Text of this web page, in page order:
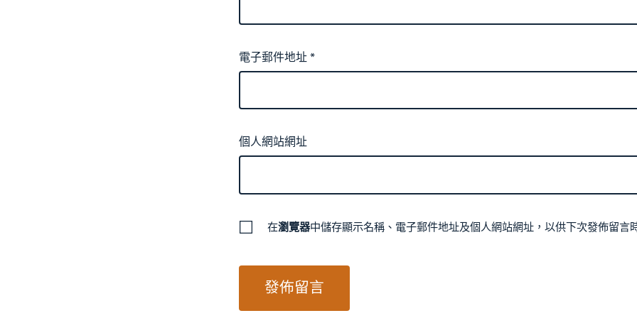
電子郵件地址*
個人網站網址
在瀏覽器中儲存顯示名稱、電子郵件地址及個人網站網址，以供下次發佈留言